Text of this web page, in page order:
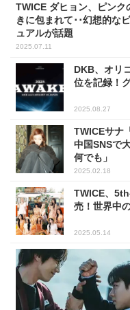
TWICE ダヒョン、ピンク
きに包まれて･･幻想的な
ュアルが話題
2025.07.11
DKB、オリ
位を記録！
2025.08.27
TWICEサナ
中国SNSで
何でも」
2025.02.18
TWICE、
売！世界中
2025.05.14